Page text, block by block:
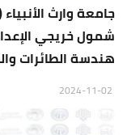
جامعة وارث
شمول خريجي
هندسة الطائرات